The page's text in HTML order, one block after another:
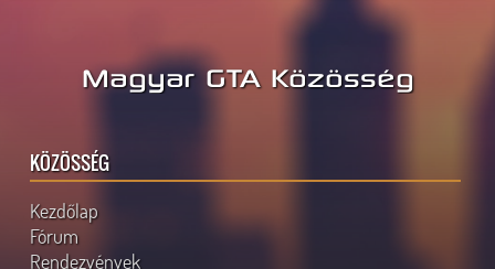
Magyar GTA Közösség
KÖZÖSSÉG
Kezdőlap
Fórum
Rendezvények